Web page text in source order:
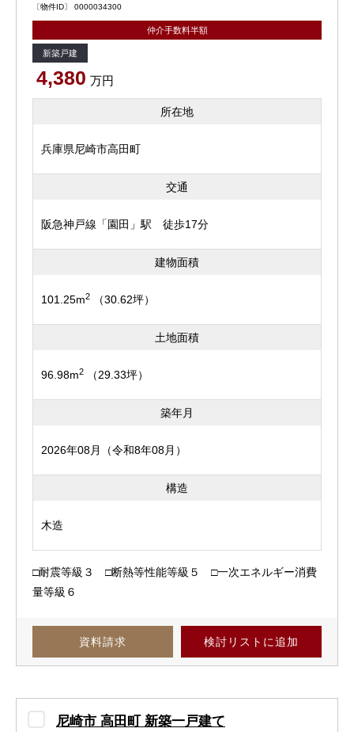
〔物件ID〕 0000034300
仲介手数料半額
新築戸建
4,380 万円
所在地
兵庫県尼崎市高田町
交通
阪急神戸線「園田」駅 徒歩17分
建物面積
101.25m2 （30.62坪）
土地面積
96.98m2 （29.33坪）
築年月
2026年08月（令和8年08月）
構造
木造
資料請求 検討リスト に追加
□耐震等級３ □断熱等性能等級５ □一次エネルギー消費
量等級６
尼崎市 高田町 新築一戸建て